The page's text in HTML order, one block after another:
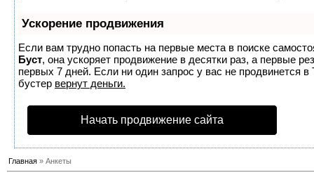
Ускорение продвижения
Если вам трудно попасть на первые места в поиске
Буст, она ускоряет продвижение в десятки раз, а первые
первых 7 дней. Если ни один запрос у вас не продвинется
бустер вернут деньги.
Начать продвижение сайта
Главная » Анкеты